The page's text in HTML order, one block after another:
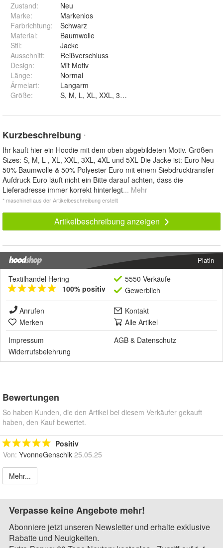
Zustand:
Neu
Marke:
Markenlos
Farbrichtung:
Schwarz
Material:
Baumwolle
Stil:
Jacke
Ausschnitt:
Reißverschluss
Design:
Mit Motiv
Länge:
Normal
Ärmelart:
Langarm
Größe:
Kurzbeschreibung *
Ihr kauft hier ein Hoodie mit dem oben abgebildeten Motiv. Größen
Sizes: S, M, L , XL, XXL, 3XL, 4XL und 5XL Die Jacke ist: Euro Neu -
50% Baumwolle & 50% Polyester Euro mit einem Siebdrucktransfer
Aufdruck Euro läuft nicht ein Bitte darauf achten, dass die
Lieferadresse immer korrekt hinterlegt... Mehr
* maschinell aus der Artikelbeschreibung erstellt
Artikelbeschreibung anzeigen
Platin
Textilhandel Hering
100% positiv
5550 Verkäufe
Gewerblich
Anrufen
Kontakt
Merken
Alle Artikel
Impressum
AGB & Datenschutz
Widerrufsbelehrung
Bewertungen
So haben Kunden, die den Artikel bei diesem Verkäufer gekauft
haben, den Kauf bewertet.
Positiv
Von: YvonneGenschik 25.05.25
Mehr...
Verpasse keine Angebote mehr!
Abonniere jetzt unseren Newsletter und erhalte exklusive
Rabatte und Neuigkeiten.